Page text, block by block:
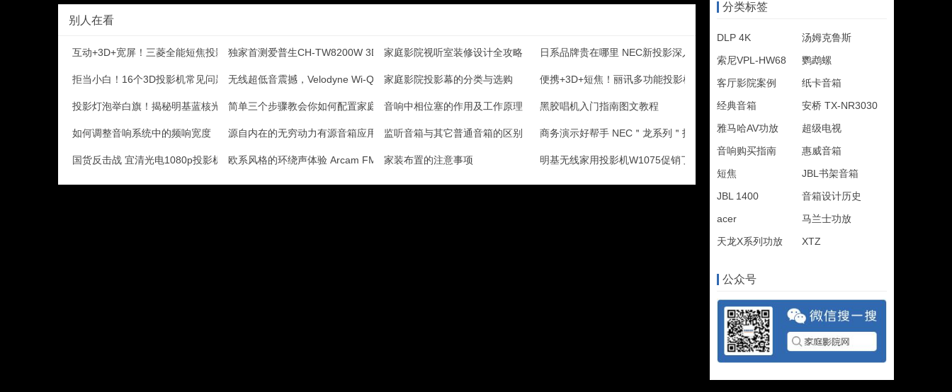
别人在看
互动+3D+宽屏！三菱全能短焦投影评测独家首测爱普生CH-TW8200W 3D投影机家庭影院视听室装修设计全攻略 日系品牌贵在哪里 NEC新投影深入解析
拒当小白！16个3D投影机常见问题解答无线超低音震撼，Velodyne Wi-Q12主动式家庭影院投影幕的分类与选购 便携+3D+短焦！丽讯多功能投影机评测
投影灯泡举白旗！揭秘明基蓝核光引擎简单三个步骤教会你如何配置家庭影院音响中相位塞的作用及工作原理 黑胶唱机入门指南图文教程
如何调整音响系统中的频响宽度 源自内在的无穷动力有源音箱应用指南及著名有源音箱测评
监听音箱与其它普通音箱的区别 商务演示好帮手 NEC＂龙系列＂投影评测
国货反击战 宜清光电1080p投影机评测欧系风格的环绕声体验 Arcam FMJ AV88家装布置的注意事项 明基无线家用投影机W1075促销了 买就送动铁耳机
分类标签
DLP 4K
汤姆克鲁斯
索尼VPL-HW68
鹦鹉螺
客厅影院案例
纸卡音箱
经典音箱
安桥 TX-NR3030
雅马哈AV功放
超级电视
音响购买指南
惠威音箱
短焦
JBL书架音箱
JBL 1400
音箱设计历史
acer
马兰士功放
天龙X系列功放
XTZ
公众号